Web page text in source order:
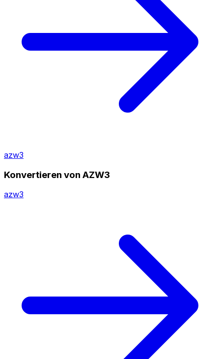
azw3
Konvertieren von AZW3
azw3